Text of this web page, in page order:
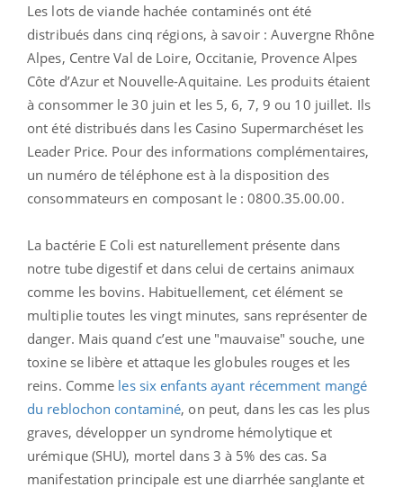
Les lots de viande hachée contaminés ont été
distribués dans cinq régions, à savoir : Auvergne Rhône
Alpes, Centre Val de Loire, Occitanie, Provence Alpes
Côte d’Azur et Nouvelle-Aquitaine. Les produits étaient
à consommer le 30 juin et les 5, 6, 7, 9 ou 10 juillet. Ils
ont été distribués dans les Casino Supermarchéset les
Leader Price. Pour des informations complémentaires,
un numéro de téléphone est à la disposition des
consommateurs en composant le : 0800.35.00.00.
La bactérie E Coli est naturellement présente dans
notre tube digestif et dans celui de certains animaux
comme les bovins. Habituellement, cet élément se
multiplie toutes les vingt minutes, sans représenter de
danger. Mais quand c’est une "mauvaise" souche, une
toxine se libère et attaque les globules rouges et les
reins. Comme les six enfants ayant récemment mangé
du reblochon contaminé, on peut, dans les cas les plus
graves, développer un syndrome hémolytique et
urémique (SHU), mortel dans 3 à 5% des cas. Sa
manifestation principale est une diarrhée sanglante et